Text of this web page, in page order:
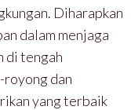
Diharapkan
dalam menjaga
di tengah
dan
yang terbaik